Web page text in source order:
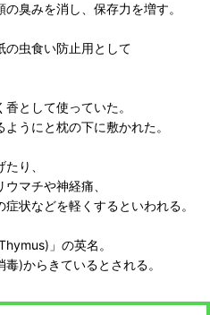
臭みを消し、保存力を増す。
の虫食い防止用として
として使っていた。
うにと枕の下に敷かれた。
り、
マチや神経痛、
状などを軽くするといわれる。
」の英名。
毒)からきているとされる。